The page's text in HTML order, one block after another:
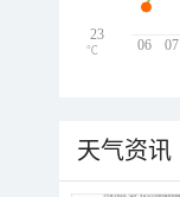
06 07
23
℃
天气资讯